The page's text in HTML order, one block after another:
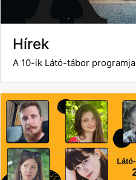
Hírek
A 10-ik Látó-tábor programja